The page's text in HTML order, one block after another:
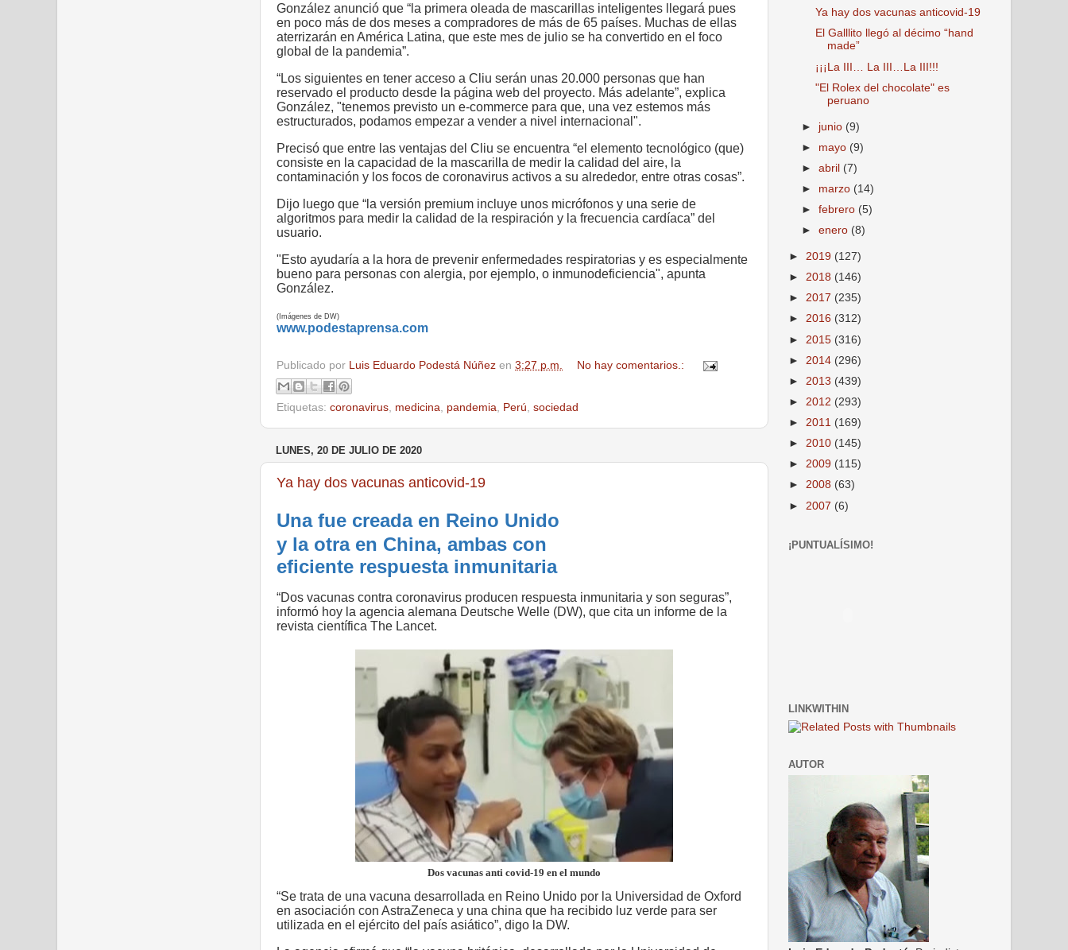
González anunció que “la primera oleada de mascarillas inteligentes llegará pues
en poco más de dos meses a compradores de más de 65 países. Muchas de ellas
aterrizarán en América Latina, que este mes de julio se ha convertido en el foco
global de la pandemia”.
“Los siguientes en tener acceso a Cliu serán unas 20.000 personas que han
reservado el producto desde la página web del proyecto. Más adelante”, explica
González, "tenemos previsto un e-commerce para que, una vez estemos más
estructurados, podamos empezar a vender a nivel internacional".
Precisó que entre las ventajas del Cliu se encuentra “el elemento tecnológico (que)
consiste en la capacidad de la mascarilla de medir la calidad del aire, la
contaminación y los focos de coronavirus activos a su alrededor, entre otras cosas”.
Dijo luego que “la versión premium incluye unos micrófonos y una serie de
algoritmos para medir la calidad de la respiración y la frecuencia cardíaca” del
usuario.
"Esto ayudaría a la hora de prevenir enfermedades respiratorias y es especialmente
bueno para personas con alergia, por ejemplo, o inmunodeficiencia", apunta
González.
(Imágenes de DW)
www.podestaprensa.com
Publicado por Luis Eduardo Podestá Núñez en 3:27 p.m. No hay comentarios.:
Etiquetas: coronavirus, medicina, pandemia, Perú, sociedad
LUNES, 20 DE JULIO DE 2020
Ya hay dos vacunas anticovid-19
Una fue creada en Reino Unido
y la otra en China, ambas con
eficiente respuesta inmunitaria
“Dos vacunas contra coronavirus producen respuesta inmunitaria y son seguras”,
informó hoy la agencia alemana Deutsche Welle (DW), que cita un informe de la
revista científica The Lancet.
Dos vacunas anti covid-19 en el mundo
“Se trata de una vacuna desarrollada en Reino Unido por la Universidad de Oxford
en asociación con AstraZeneca y una china que ha recibido luz verde para ser
utilizada en el ejército del país asiático”, digo la DW.
Ya hay dos vacunas anticovid-19
El Galllito llegó al décimo “hand
made”
¡¡¡La III… La III…La III!!!
"El Rolex del chocolate" es
peruano
► junio (9)
► mayo (9)
►abril (7)
► marzo (14)
►febrero (5)
►enero (8)
► 2019 (127)
► 2018 (146)
► 2017 (235)
► 2016 (312)
► 2015 (316)
► 2014 (296)
► 2013 (439)
► 2012 (293)
► 2011 (169)
► 2010 (145)
► 2009 (115)
► 2008 (63)
► 2007 (6)
¡PUNTUALÍSIMO!
LINKWITHIN
AUTOR